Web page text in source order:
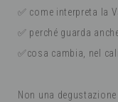
✅ come interpreta la
✅ perché guarda
✅cosa cambia, nel
Non una